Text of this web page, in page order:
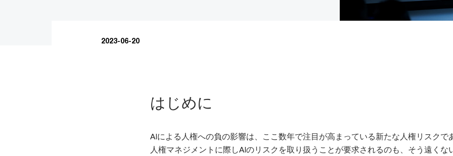
2023-06-20
はじめに
AIによる人権への負の影響は、ここ数年で注目が高まっている新たな人権リスクで
人権マネジメントに際しAIのリスクを取り扱うことが要求されるのも、そう遠くな